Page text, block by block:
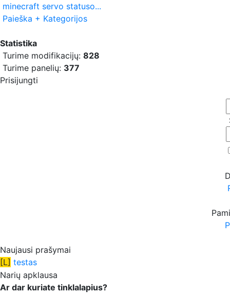
minecraft servo statuso...
Paieška + Kategorijos
Statistika
Turime modifikacijų: 828
Turime panelių: 377
Prisijungti
Naujausi prašymai
[L] testas
Narių apklausa
Ar dar kuriate tinklalapius?